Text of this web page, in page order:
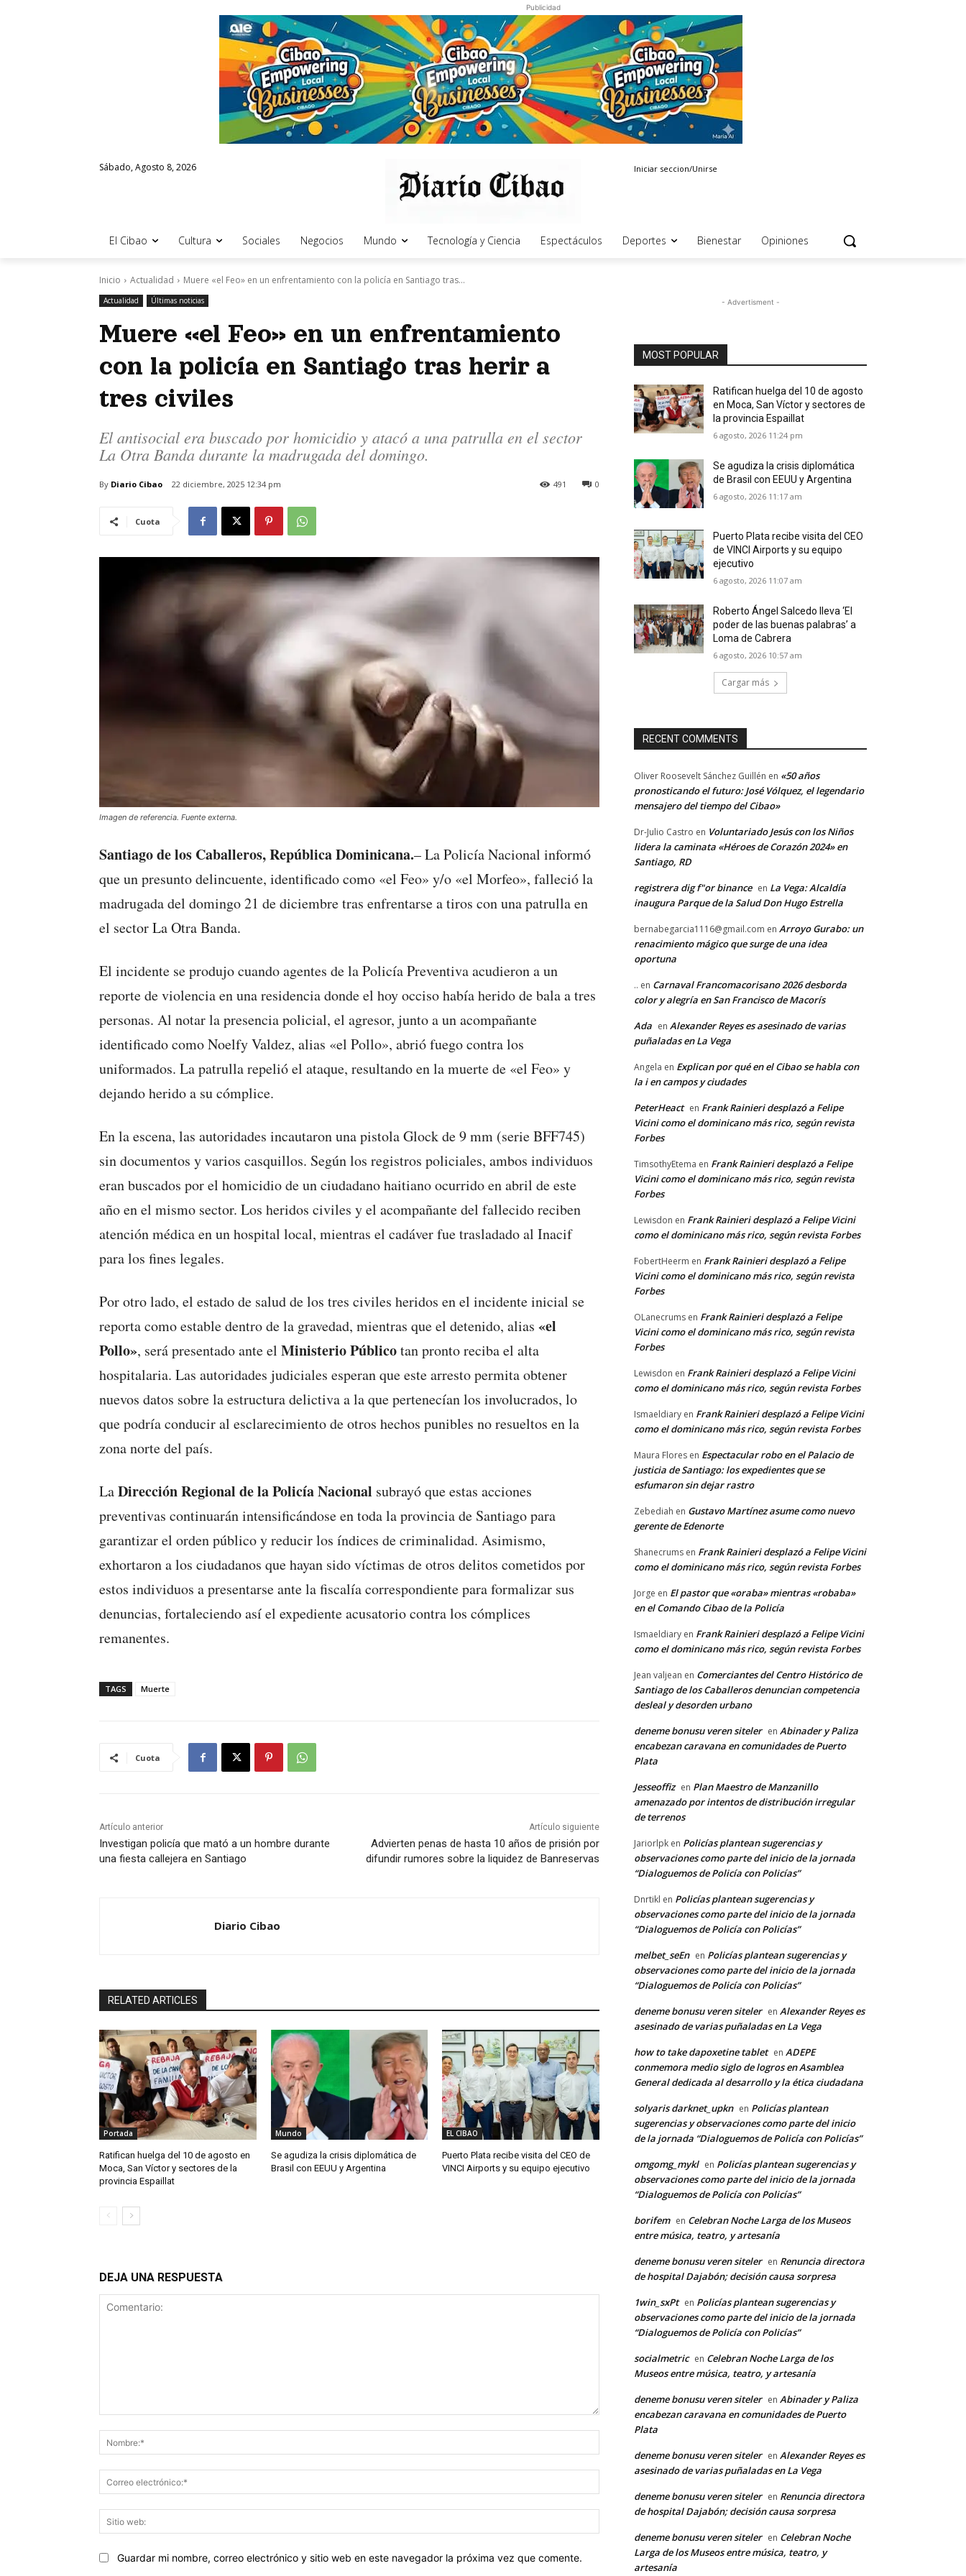
Publicidad
Sábado, Agosto 8, 2026 Iniciar seccion/Unirse
El Cibao Cultura Sociales Negocios Mundo Tecnología y Ciencia Espectáculos Deportes Bienestar Opiniones
Inicio Actualidad Muere «el Feo» en un enfrentamiento con la policía en Santiago tras...
Actualidad Últimas noticias
Muere «el Feo» en un enfrentamiento
con la policía en Santiago tras herir a
tres civiles
El antisocial era buscado por homicidio y atacó a una patrulla en el sector
La Otra Banda durante la madrugada del domingo.
By Diario Cibao 22 diciembre, 2025 12:34 pm 0
491
Cuota
Imagen de referencia. Fuente externa.
Santiago de los Caballeros, República Dominicana.– La Policía Nacional informó
que un presunto delincuente, identificado como «el Feo» y/o «el Morfeo», falleció la
madrugada del domingo 21 de diciembre tras enfrentarse a tiros con una patrulla en
el sector La Otra Banda.
El incidente se produjo cuando agentes de la Policía Preventiva acudieron a un
reporte de violencia en una residencia donde el hoy occiso había herido de bala a tres
personas. Al notar la presencia policial, el agresor, junto a un acompañante
identificado como Noelfy Valdez, alias «el Pollo», abrió fuego contra los
uniformados. La patrulla repelió el ataque, resultando en la muerte de «el Feo» y
dejando herido a su cómplice.
En la escena, las autoridades incautaron una pistola Glock de 9 mm (serie BFF745)
sin documentos y varios casquillos. Según los registros policiales, ambos individuos
eran buscados por el homicidio de un ciudadano haitiano ocurrido en abril de este
año en el mismo sector. Los heridos civiles y el acompañante del fallecido reciben
atención médica en un hospital local, mientras el cadáver fue trasladado al Inacif
para los fines legales.
Por otro lado, el estado de salud de los tres civiles heridos en el incidente inicial se
reporta como estable dentro de la gravedad, mientras que el detenido, alias «el
Pollo», será presentado ante el Ministerio Públicotan pronto reciba el alta
hospitalaria. Las autoridades judiciales esperan que este arresto permita obtener
nuevos datos sobre la estructura delictiva a la que pertenecían los involucrados, lo
que podría conducir al esclarecimiento de otros hechos punibles no resueltos en la
zona norte del país.
LaDirección Regional de la Policía Nacional subrayó que estas acciones
preventivas continuarán intensificándose en toda la provincia de Santiago para
garantizar el orden público y reducir los índices de criminalidad. Asimismo,
exhortaron a los ciudadanos que hayan sido víctimas de otros delitos cometidos por
estos individuos a presentarse ante la fiscalía correspondiente para formalizar sus
denuncias, fortaleciendo así el expediente acusatorio contra los cómplices
remanentes.
TAGS Muerte
Cuota
Artículo anterior
Investigan policía que mató a un hombre durante
una fiesta callejera en Santiago
Artículo siguiente
Advierten penas de hasta 10 años de prisión por
difundir rumores sobre la liquidez de Banreservas
Diario Cibao
RELATED ARTICLES
Portada
Ratifican huelga del 10 de agosto en
Moca, San Víctor y sectores de la
provincia Espaillat
Mundo
Se agudiza la crisis diplomática de
Brasil con EEUU y Argentina
EL CIBAO
Puerto Plata recibe visita del CEO de
VINCI Airports y su equipo ejecutivo
DEJA UNA RESPUESTA
Nombre:*
electrónico:*
web:
Guardar mi nombre, correo electrónico y sitio web en este navegador la próxima vez que comente.
- Advertisment -
MOST POPULAR
Ratifican huelga del 10 de agosto
en Moca, San Víctor y sectores de
la provincia Espaillat
6 agosto, 2026 11:24 pm
Se agudiza la crisis diplomática
de Brasil con EEUU y Argentina
6 agosto, 2026 11:17 am
Puerto Plata recibe visita del CEO
de VINCI Airports y su equipo
ejecutivo
6 agosto, 2026 11:07 am
Roberto Ángel Salcedo lleva ‘El
poder de las buenas palabras’ a
Loma de Cabrera
6 agosto, 2026 10:57 am
Cargar más
RECENT COMMENTS
Oliver Roosevelt Sánchez Guillén en «50 años
pronosticando el futuro: José Vólquez, el legendario
mensajero del tiempo del Cibao»
Dr-Julio Castro en Voluntariado Jesús con los Niños
lidera la caminata «Héroes de Corazón 2024» en
Santiago, RD
registrera dig f"or binance en La Vega: Alcaldía
inaugura Parque de la Salud Don Hugo Estrella
bernabegarcia1116@gmail.com en Arroyo Gurabo: un
renacimiento mágico que surge de una idea
oportuna
.. en Carnaval Francomacorisano 2026 desborda
color y alegría en San Francisco de Macorís
Ada en Alexander Reyes es asesinado de varias
puñaladas en La Vega
Angela en Explican por qué en el Cibao se habla con
la i en campos y ciudades
PeterHeact en Frank Rainieri desplazó a Felipe
Vicini como el dominicano más rico, según revista
Forbes
TimsothyEtema en Frank Rainieri desplazó a Felipe
Vicini como el dominicano más rico, según revista
Forbes
Lewisdon en Frank Rainieri desplazó a Felipe Vicini
como el dominicano más rico, según revista Forbes
FobertHeerm en Frank Rainieri desplazó a Felipe
Vicini como el dominicano más rico, según revista
Forbes
OLanecrums en Frank Rainieri desplazó a Felipe
Vicini como el dominicano más rico, según revista
Forbes
Lewisdon en Frank Rainieri desplazó a Felipe Vicini
como el dominicano más rico, según revista Forbes
Ismaeldiary en Frank Rainieri desplazó a Felipe Vicini
como el dominicano más rico, según revista Forbes
Maura Flores en Espectacular robo en el Palacio de
justicia de Santiago: los expedientes que se
esfumaron sin dejar rastro
Zebediah en Gustavo Martínez asume como nuevo
gerente de Edenorte
Shanecrums en Frank Rainieri desplazó a Felipe Vicini
como el dominicano más rico, según revista Forbes
Jorge en El pastor que «oraba» mientras «robaba»
en el Comando Cibao de la Policía
Ismaeldiary en Frank Rainieri desplazó a Felipe Vicini
como el dominicano más rico, según revista Forbes
Jean valjean en Comerciantes del Centro Histórico de
Santiago de los Caballeros denuncian competencia
desleal y desorden urbano
deneme bonusu veren siteler en Abinader y Paliza
encabezan caravana en comunidades de Puerto
Plata
Jesseoffiz en Plan Maestro de Manzanillo
amenazado por intentos de distribución irregular
de terrenos
Jariorlpk en Policías plantean sugerencias y
observaciones como parte del inicio de la jornada
“Dialoguemos de Policía con Policías”
Dnrtikl en Policías plantean sugerencias y
observaciones como parte del inicio de la jornada
“Dialoguemos de Policía con Policías”
melbet_seEn en Policías plantean sugerencias y
observaciones como parte del inicio de la jornada
“Dialoguemos de Policía con Policías”
deneme bonusu veren siteler en Alexander Reyes es
asesinado de varias puñaladas en La Vega
how to take dapoxetine tablet en ADEPE
conmemora medio siglo de logros en Asamblea
General dedicada al desarrollo y la ética ciudadana
solyaris darknet_upkn en Policías plantean
sugerencias y observaciones como parte del inicio
de la jornada “Dialoguemos de Policía con Policías”
omgomg_mykl en Policías plantean sugerencias y
observaciones como parte del inicio de la jornada
“Dialoguemos de Policía con Policías”
borifem en Celebran Noche Larga de los Museos
entre música, teatro, y artesanía
deneme bonusu veren siteler en Renuncia directora
de hospital Dajabón; decisión causa sorpresa
1win_sxPt en Policías plantean sugerencias y
observaciones como parte del inicio de la jornada
“Dialoguemos de Policía con Policías”
socialmetric en Celebran Noche Larga de los
Museos entre música, teatro, y artesanía
deneme bonusu veren siteler en Abinader y Paliza
encabezan caravana en comunidades de Puerto
Plata
deneme bonusu veren siteler en Alexander Reyes es
asesinado de varias puñaladas en La Vega
deneme bonusu veren siteler en Renuncia directora
de hospital Dajabón; decisión causa sorpresa
deneme bonusu veren siteler en Celebran Noche
Larga de los Museos entre música, teatro, y
artesanía